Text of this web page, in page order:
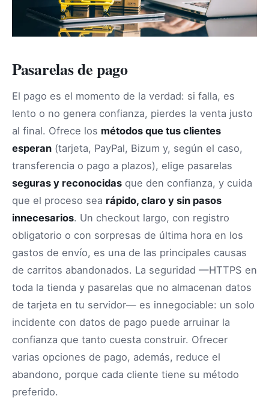
Pasarelas de pago
El pago es el momento de la verdad: si falla, es
lento o no genera confianza, pierdes la venta justo
al final. Ofrece los métodos que tus clientes
esperan (tarjeta, PayPal, Bizum y, según el caso,
transferencia o pago a plazos), elige pasarelas
seguras y reconocidas que den confianza, y cuida
que el proceso sea rápido, claro y sin pasos
innecesarios. Un checkout largo, con registro
obligatorio o con sorpresas de última hora en los
gastos de envío, es una de las principales causas
de carritos abandonados. La seguridad —HTTPS en
toda la tienda y pasarelas que no almacenan datos
de tarjeta en tu servidor— es innegociable: un solo
incidente con datos de pago puede arruinar la
confianza que tanto cuesta construir. Ofrecer
varias opciones de pago, además, reduce el
abandono, porque cada cliente tiene su método
preferido.